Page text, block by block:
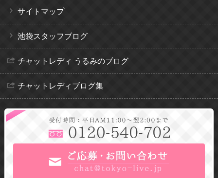
サイトマップ
池袋スタッフブログ
チャットレディ うるみのブログ
チャットレディブログ集